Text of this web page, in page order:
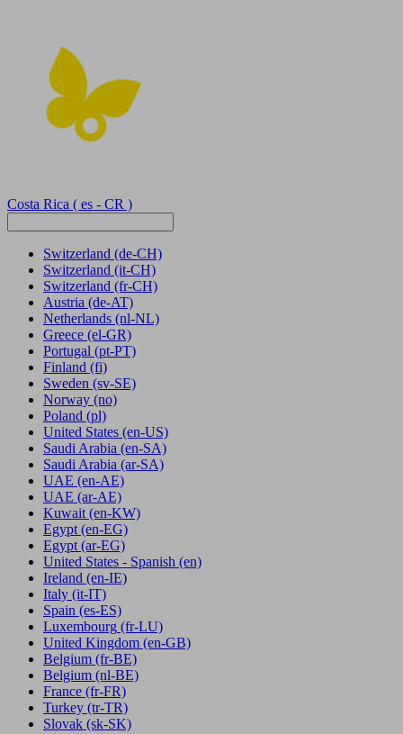
Costa Rica ( es - CR )
Switzerland (de-CH)
Switzerland (it-CH)
Switzerland (fr-CH)
Austria (de-AT)
Netherlands (nl-NL)
Greece (el-GR)
Portugal (pt-PT)
Finland (fi)
Sweden (sv-SE)
Norway (no)
Poland (pl)
United States (en-US)
Saudi Arabia (en-SA)
Saudi Arabia (ar-SA)
UAE (en-AE)
UAE (ar-AE)
Kuwait (en-KW)
Egypt (en-EG)
Egypt (ar-EG)
United States - Spanish (en)
Ireland (en-IE)
Italy (it-IT)
Spain (es-ES)
Luxembourg (fr-LU)
United Kingdom (en-GB)
Belgium (fr-BE)
Belgium (nl-BE)
France (fr-FR)
Turkey (tr-TR)
Slovak (sk-SK)